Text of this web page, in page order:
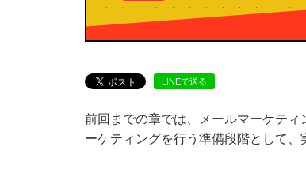
LINEで送る
前回までの章では、メールマーケテ
ーケティングを行う準備段階として、